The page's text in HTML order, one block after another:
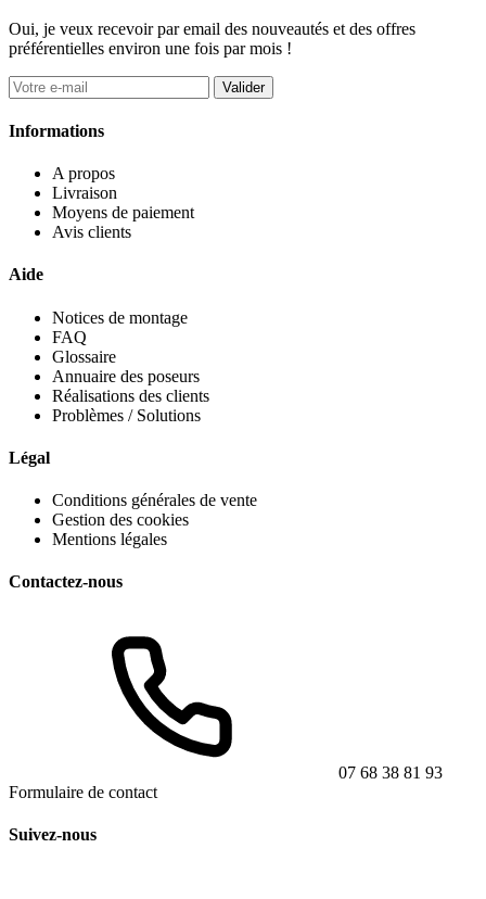
Oui, je veux recevoir par email des nouveautés et des offres
préférentielles environ une fois par mois !
Valider
Informations
A propos
Livraison
Moyens de paiement
Avis clients
Aide
Notices de montage
FAQ
Glossaire
Annuaire des poseurs
Réalisations des clients
Problèmes / Solutions
Légal
Conditions générales de vente
Gestion des cookies
Mentions légales
Contactez-nous
07 68 38 81 93
Formulaire de contact
Suivez-nous